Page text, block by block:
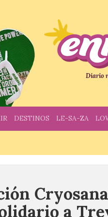
Diario
DESTINOS LE-SA-ZA
a